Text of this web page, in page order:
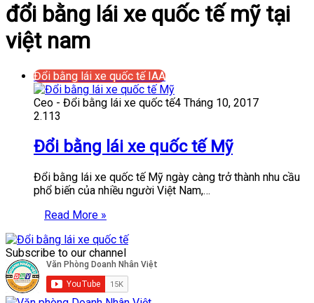
đổi bằng lái xe quốc tế mỹ tại
việt nam
Đổi bằng lái xe quốc tế IAA
Ceo - Đổi bằng lái xe quốc tế4 Tháng 10, 2017
2.113
Đổi bằng lái xe quốc tế Mỹ
Đổi bằng lái xe quốc tế Mỹ ngày càng trở thành nhu cầu
phổ biến của nhiều người Việt Nam,…
Read More »
Subscribe to our channel